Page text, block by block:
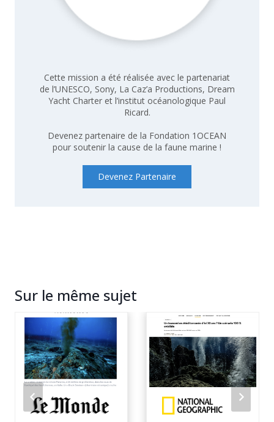
Cette mission a été réalisée avec le partenariat
de l’UNESCO, Sony, La Caz’a Productions, Dream
Yacht Charter et l’institut océanologique Paul
Ricard.
Devenez partenaire de la Fondation 1OCEAN
pour soutenir la cause de la faune marine !
Devenez Partenaire
Sur le même sujet